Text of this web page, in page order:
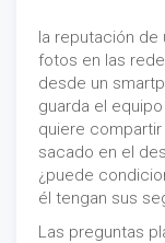
la reputación
fotos en las
desde un
guarda el
quiere
sacado en el
¿puede
él tengan sus
Las preguntas